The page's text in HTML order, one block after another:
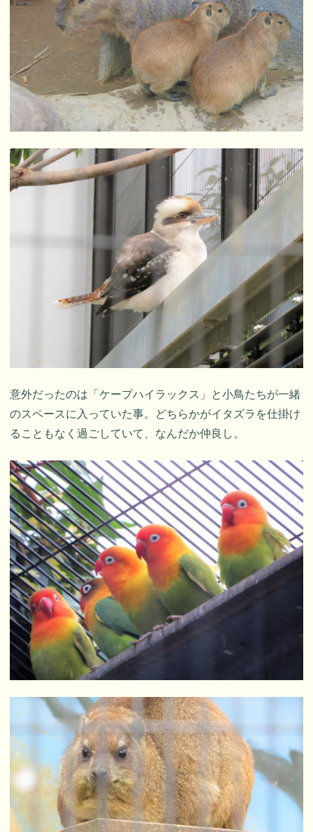
意外だったのは「ケープハイラックス」と小鳥たちが一緒
のスペースに入っていた事。どちらかがイタズラを仕掛け
ることもなく過ごしていて、なんだか仲良し。